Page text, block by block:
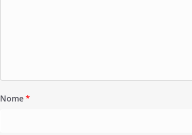
Nome*